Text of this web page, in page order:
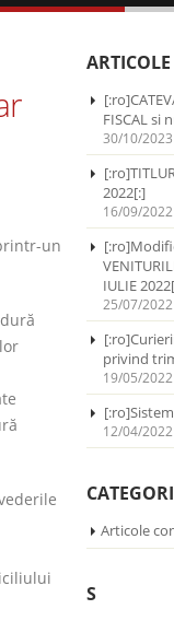
un
ARTICOLE
FISCAL si
30/10/2023
2022[:]
16/09/2022
IULIE
25/07/2022
privind
19/05/2022
12/04/2022
Articole
S